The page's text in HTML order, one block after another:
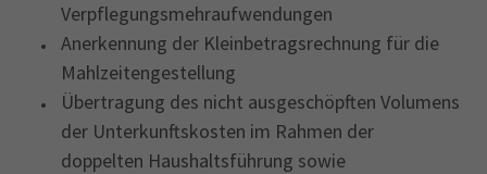
Verpflegungsmehraufwendungen
Anerkennung der Kleinbetragsrechnung für die
Mahlzeitengestellung
Übertragung des nicht ausgeschöpften Volumens
der Unterkunftskosten im Rahmen der
doppelten Haushaltsführung sowie